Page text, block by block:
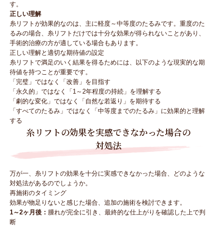
す。
正しい理解
糸リフトが効果的なのは、主に軽度～中等度のたるみです。重度のた
るみの場合、糸リフトだけでは十分な効果が得られないことがあり、
手術的治療の方が適している場合もあります。
正しい理解と適切な期待値の設定
糸リフトで満足のいく結果を得るためには、以下のような現実的な期
待値を持つことが重要です。
「完璧」ではなく「改善」を目指す
「永久的」ではなく「1～2年程度の持続」を理解する
「劇的な変化」ではなく「自然な若返り」を期待する
「すべてのたるみ」ではなく「中等度までのたるみ」に効果的と理解
する
糸リフトの効果を実感できなかった場合の
対処法
万が一、糸リフトの効果を十分に実感できなかった場合、どのような
対処法があるのでしょうか。
再施術のタイミング
効果が物足りないと感じた場合、追加の施術を検討できます。
1～2ヶ月後： 腫れが完全に引き、最終的な仕上がりを確認した上で判
断